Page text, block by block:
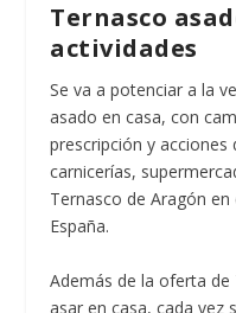
Ternasco
actividades
Se va a potenciar a la
asado en casa, con
prescripción y
carnicerías,
Ternasco de Aragón
España.
Además de la oferta
asar en casa, cada vez